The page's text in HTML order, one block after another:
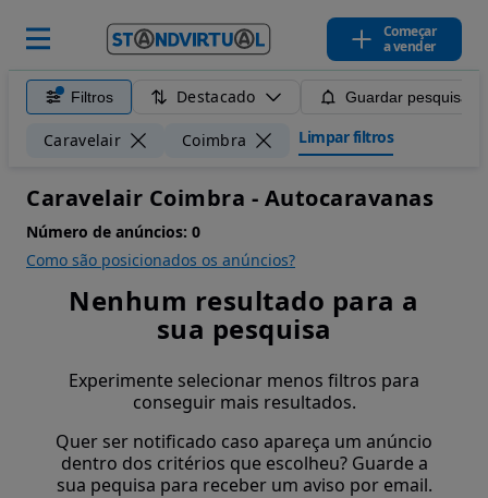
Começar
a vender
Filtros Destacado Guardar pesquisa
Caravelair Coimbra Limpar filtros
Caravelair Coimbra - Autocaravanas
Número de anúncios: 0
Como são posicionados os anúncios?
Nenhum resultado para a
sua pesquisa
Experimente selecionar menos filtros para
conseguir mais resultados.
Quer ser notificado caso apareça um anúncio
dentro dos critérios que escolheu? Guarde a
sua pequisa para receber um aviso por email.